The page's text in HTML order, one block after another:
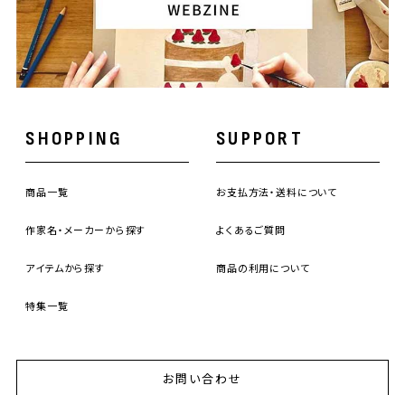
SHOPPING
商品一覧
作家名・メーカーから探す
アイテムから探す
特集一覧
SUPPORT
お支払方法・送料について
よくあるご質問
商品の利用について
お問い合わせ